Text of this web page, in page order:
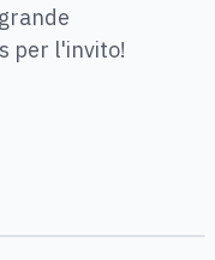
per l'invito!